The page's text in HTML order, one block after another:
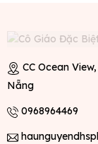
CC Ocean
Nẵng
0968964469